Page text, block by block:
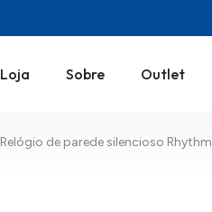
Loja Sobre Outlet
Relógio de parede silencioso Rhythm